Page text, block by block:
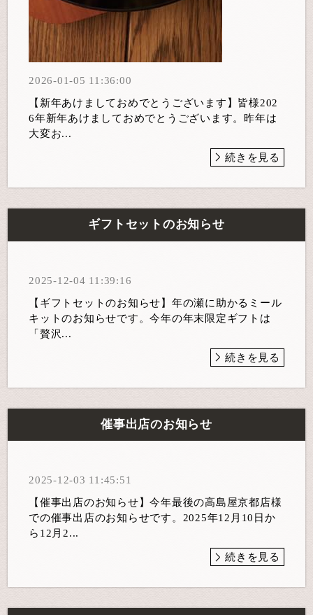
2026-01-05 11:36:00
【新年あけましておめでとうございます】皆様202
6年新年あけましておめでとうございます。昨年は
大変お...
続きを見る
ギフトセットのお知らせ
2025-12-04 11:39:16
【ギフトセットのお知らせ】年の瀬に助かるミール
キットのお知らせです。今年の年末限定ギフトは
「贅沢...
続きを見る
催事出店のお知らせ
2025-12-03 11:45:51
【催事出店のお知らせ】今年最後の高島屋京都店様
での催事出店のお知らせです。2025年12月10日か
ら12月2...
続きを見る